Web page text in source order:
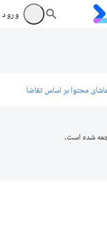
ورود به
محتوا بر اساس تقاضا
است.